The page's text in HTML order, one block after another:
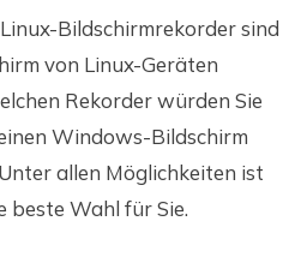
Bildschirmrekorder sind
von Linux-Geräten
Rekorder würden Sie
Windows-Bildschirm
allen Möglichkeiten ist
beste Wahl für Sie.